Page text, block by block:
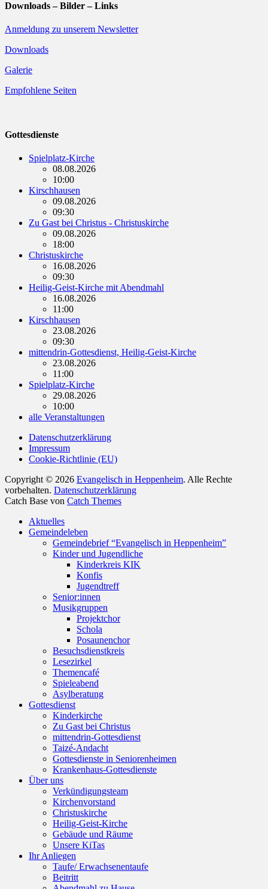
Downloads – Bilder – Links
Anmeldung zu unserem Newsletter
Downloads
Galerie
Empfohlene Seiten
Gottesdienste
Spielplatz-Kirche
08.08.2026
10:00
Kirschhausen
09.08.2026
09:30
Zu Gast bei Christus - Christuskirche
09.08.2026
18:00
Christuskirche
16.08.2026
09:30
Heilig-Geist-Kirche mit Abendmahl
16.08.2026
11:00
Kirschhausen
23.08.2026
09:30
mittendrin-Gottesdienst, Heilig-Geist-Kirche
23.08.2026
11:00
Spielplatz-Kirche
29.08.2026
10:00
alle Veranstaltungen
Datenschutzerklärung
Impressum
Cookie-Richtlinie (EU)
Copyright © 2026 Evangelisch in Heppenheim. Alle Rechte
vorbehalten. Datenschutzerklärung
Catch Base von Catch Themes
oben
scrollen
Aktuelles
Gemeindeleben
Gemeindebrief “Evangelisch in Heppenheim”
Kinder und Jugendliche
Kinderkreis KIK
Konfis
Jugendtreff
Senior:innen
Musikgruppen
Projektchor
Schola
Posaunenchor
Besuchsdienstkreis
Lesezirkel
Themencafé
Spieleabend
Asylberatung
Gottesdienst
Kinderkirche
Zu Gast bei Christus
mittendrin-Gottesdienst
Taizé-Andacht
Gottesdienste in Seniorenheimen
Krankenhaus-Gottesdienste
Über uns
Verkündigungsteam
Kirchenvorstand
Christuskirche
Heilig-Geist-Kirche
Gebäude und Räume
Unsere KiTas
Ihr Anliegen
Taufe/ Erwachsenentaufe
Beitritt